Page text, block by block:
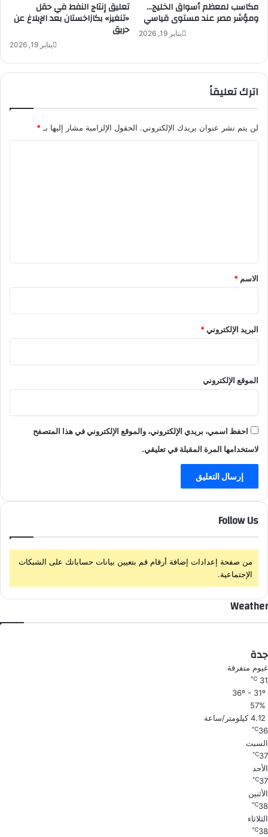
ا
د
و
ا
ل
ش
ر
ل
ا
ج
ي
ن
ا
ج
ن
و
ي
ي
ا
ل
ي
د
ا
و
ل
ه
ة
ع
ل
م
ي
تعليق إنتاج النفط في حقل
«تنغيز» بكازاخستان بعد الإبلاغ عن
حريق
يناير 19, 2026
مكاسب لمعظم أسواق الخليج…
ومؤشر مصر عند مستوى قياسي
يناير 19, 2026
اترك تعليقاً
لن يتم نشر عنوان بريدك الإلكتروني. الحقول الإلزامية مشار إليها بـ*
*
الاسم *
البريد الإلكتروني*
الموقع الإلكتروني
احفظ اسمي، بريدي الإلكتروني، والموقع الإلكتروني في هذا المتصفح
لاستخدامها المرة المقبلة في تعليقي.
Follow Us
من صفحة إعدادات إضافة أرقام قم بتعيين بيانات حساباتك على الشبكات
الإجتماعية.
Weather
جدة
غيوم متفرقة
31
℃
57%
4.12 كيلومتر/ساعة
36
℃
السبت
37
℃
الأحد
37
℃
الأثنين
38
℃
الثلاثاء
38
℃